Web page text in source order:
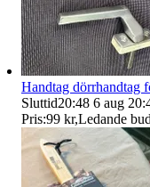
Handtag dörrhandtag
Sluttid20:48 6 aug
Pris:99 kr,Ledande bud